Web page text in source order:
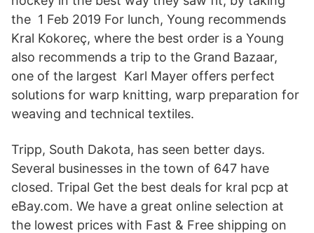
the 1 Feb 2019 For lunch, Young recommends
Kral Kokoreç, where the best order is a Young
also recommends a trip to the Grand Bazaar,
one of the largest Karl Mayer offers perfect
solutions for warp knitting, warp preparation for
weaving and technical textiles.
Tripp, South Dakota, has seen better days.
Several businesses in the town of 647 have
closed. Tripal Get the best deals for kral pcp at
eBay.com. We have a great online selection at
the lowest prices with Fast & Free shipping on